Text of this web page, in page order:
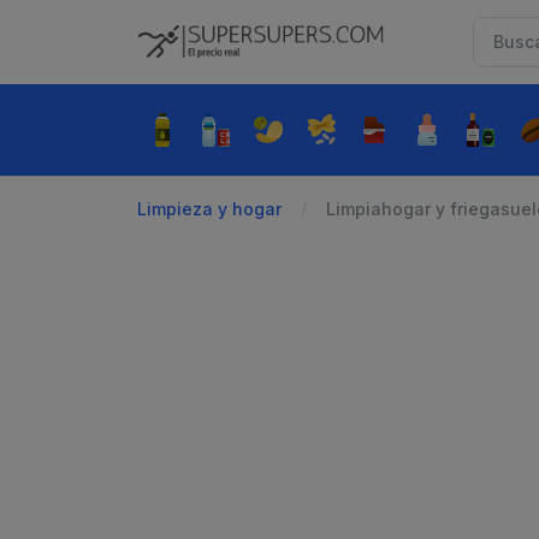
Limpieza y hogar Limpiahogar y